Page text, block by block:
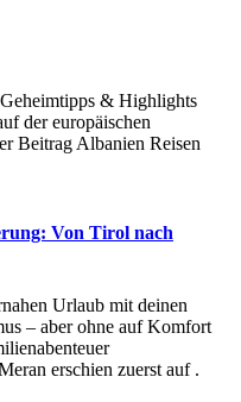
& Highlights
der europäischen
Beitrag Albanien Reisen
Von Tirol nach
Urlaub mit deinen
– aber ohne auf Komfort
erschien zuerst auf .